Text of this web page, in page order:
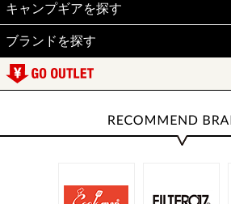
キャンプギアを探す
ブランドを探す